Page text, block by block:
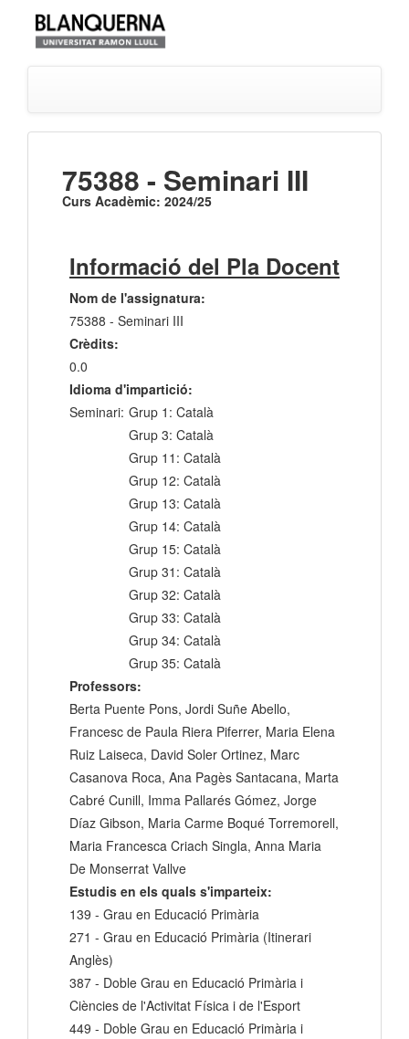
75388 - Seminari III
Curs Acadèmic: 2024/25
Informació del Pla Docent
Nom de l'assignatura:
75388 - Seminari III
Crèdits:
0.0
Idioma d'impartició:
Seminari: Grup 1: Català
Grup 3: Català
Grup 11: Català
Grup 12: Català
Grup 13: Català
Grup 14: Català
Grup 15: Català
Grup 31: Català
Grup 32: Català
Grup 33: Català
Grup 34: Català
Grup 35: Català
Professors:
Berta Puente Pons, Jordi Suñe Abello,
Francesc de Paula Riera Piferrer, Maria Elena
Ruiz Laiseca, David Soler Ortinez, Marc
Casanova Roca, Ana Pagès Santacana, Marta
Cabré Cunill, Imma Pallarés Gómez, Jorge
Díaz Gibson, Maria Carme Boqué Torremorell,
Maria Francesca Criach Singla, Anna Maria
De Monserrat Vallve
Estudis en els quals s'imparteix:
139 - Grau en Educació Primària
271 - Grau en Educació Primària (Itinerari
Anglès)
387 - Doble Grau en Educació Primària i
Ciències de l'Activitat Física i de l'Esport
449 - Doble Grau en Educació Primària i